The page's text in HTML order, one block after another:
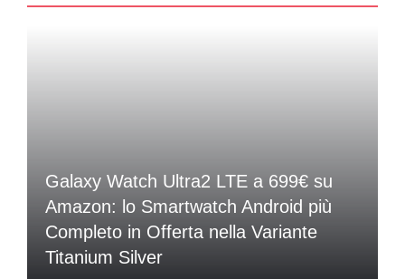
Galaxy Watch Ultra2 LTE a 699€ su
Amazon: lo Smartwatch Android più
Completo in Offerta nella Variante
Titanium Silver